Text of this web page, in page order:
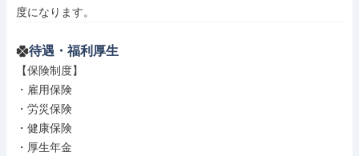
度になります。
待遇・福利厚生
【保険制度】
・雇用保険
・労災保険
・健康保険
・厚生年金